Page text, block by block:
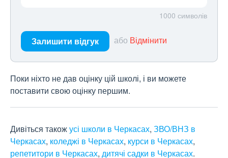
1000 символів
Залишити відгук або Відмінити
Поки ніхто не дав оцінку цій школі, і ви можете
поставити свою оцінку першим.
Дивіться такожусі школи в Черкасах, ЗВО/ВНЗ в
Черкасах, коледжі в Черкасах, курси в Черкасах,
репетитори в Черкасах, дитячі садки в Черкасах.